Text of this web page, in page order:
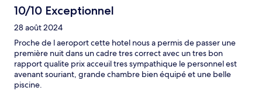
10/10 Exceptionnel
28 août 2024
Proche de l aeroport cette hotel nous a permis de passer une
première nuit dans un cadre tres correct avec un tres bon
rapport qualite prix acceuil tres sympathique le personnel est
avenant souriant, grande chambre bien équipé et une belle
piscine.